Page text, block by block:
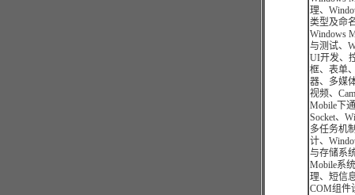
理、
类型及命
Windows
与测试、
UI开发、
框、表单
器、多媒
视频、
Mobile下
Socket、
多任务机
计、
与存储系
Mobile系
理、短信
COM组件